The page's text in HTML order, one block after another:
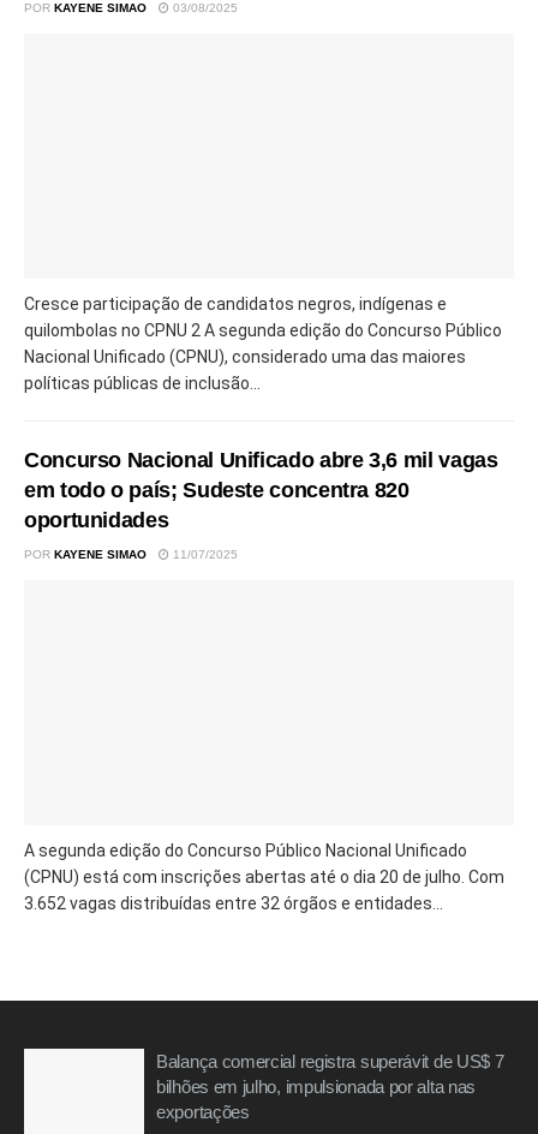
POR KAYENE SIMAO 03/08/2025
Cresce participação de candidatos negros, indígenas e
quilombolas no CPNU 2 A segunda edição do Concurso Público
Nacional Unificado (CPNU), considerado uma das maiores
políticas públicas de inclusão...
Concurso Nacional Unificado abre 3,6 mil vagas
em todo o país; Sudeste concentra 820
oportunidades
POR KAYENE SIMAO 11/07/2025
A segunda edição do Concurso Público Nacional Unificado
(CPNU) está com inscrições abertas até o dia 20 de julho. Com
3.652 vagas distribuídas entre 32 órgãos e entidades...
Balança comercial registra superávit de US$ 7
bilhões em julho, impulsionada por alta nas
exportações